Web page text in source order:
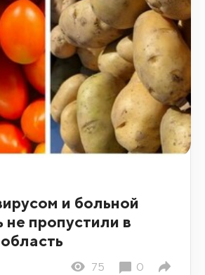
и больной
не пропустили в
75 0